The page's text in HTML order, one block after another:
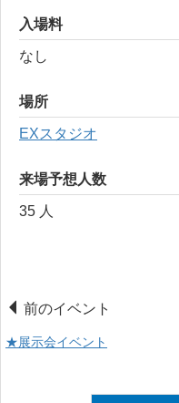
入場料
なし
場所
EXスタジオ
来場予想人数
35 人
前のイベント
★展示会イベント